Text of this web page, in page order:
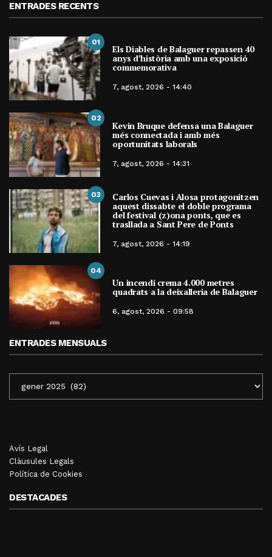
ENTRADES RECENTS
01
Els Diables de Balaguer repassen 40
anys d’història amb una exposició
commemorativa
7, agost, 2026 - 14:40
02
Kevin Bruque defensa una Balaguer
més connectada i amb més
oportunitats laborals
7, agost, 2026 - 14:31
03 Carlos Cuevas i Alosa protagonitzen
aquest dissabte el doble programa
del festival (z)ona ponts, que es
trasllada a Sant Pere de Ponts
7, agost, 2026 - 14:19
04
Un incendi crema 4.000 metres
quadrats a la deixalleria de Balaguer
6, agost, 2026 - 09:58
ENTRADES MENSUALS
MENSUALS
Avís Legal
Clàusules Legals
Política de Cookies
DESTACADES